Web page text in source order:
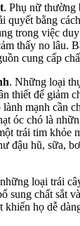
. Phụ nữ thường
quyết bằng
trong việc
thấy no lâu.
cung cấp
. Những loại
thiết để giảm
mạnh cần
óc chó là
trái tim khỏe
đậu hũ, sữa,
loại trái
sung chất sắt
họ dễ